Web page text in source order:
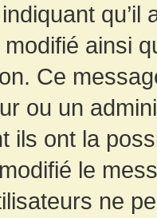
modifié ainsi
Ce
ou un
ils ont la
le
ne